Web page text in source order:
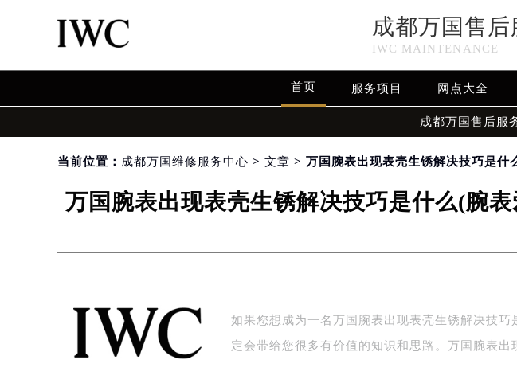
成都万国售
IWC MAINTENANCE
首页 服务项目 网点大全
成都万国售后服
当前位置： 成都万国维修服务中心 > 文章 > 万国腕表出现表壳生锈解决技巧是什
万国腕表出现表壳生锈解决技巧是什么(腕
如果您想成为一名万国腕表出现表壳生锈解决技
定会带给您很多有价值的知识和思路。万国腕表